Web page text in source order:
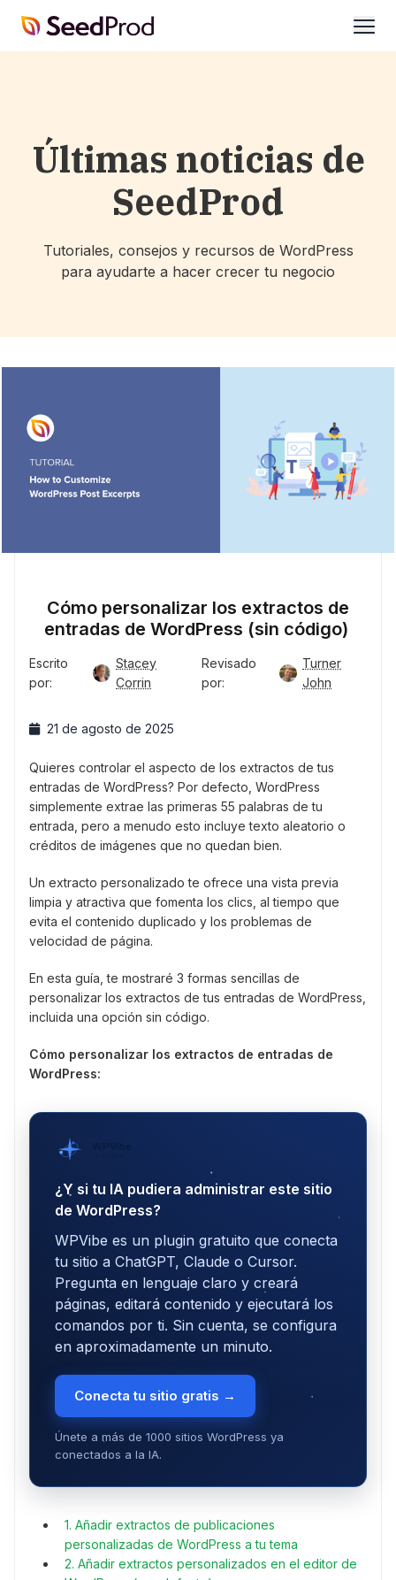
SeedProd
Últimas noticias de
SeedProd
Tutoriales, consejos y recursos de WordPress
para ayudarte a hacer crecer tu negocio
Cómo personalizar los extractos de
entradas de WordPress (sin código)
Escrito
por:
Stacey
Corrin
Revisado
por:
Turner
John
21 de agosto de 2025
Quieres controlar el aspecto de los extractos de tus
entradas de WordPress? Por defecto, WordPress
simplemente extrae las primeras 55 palabras de tu
entrada, pero a menudo esto incluye texto aleatorio o
créditos de imágenes que no quedan bien.
Un extracto personalizado te ofrece una vista previa
limpia y atractiva que fomenta los clics, al tiempo que
evita el contenido duplicado y los problemas de
velocidad de página.
En esta guía, te mostraré 3 formas sencillas de
personalizar los extractos de tus entradas de WordPress,
incluida una opción sin código.
Cómo personalizar los extractos de entradas de
WordPress:
WPVibe
¿Y si tu IA pudiera administrar este sitio
de WordPress?
WPVibe es un plugin gratuito que conecta
tu sitio a ChatGPT, Claude o Cursor.
Pregunta en lenguaje claro y creará
páginas, editará contenido y ejecutará los
comandos por ti. Sin cuenta, se configura
en aproximadamente un minuto.
Conecta tu sitio gratis →
Únete a más de 1000 sitios WordPress ya
conectados a la IA.
1. Añadir extractos de publicaciones
personalizadas de WordPress a tu tema
2. Añadir extractos personalizados en el editor de